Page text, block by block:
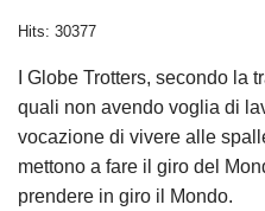
Hits: 30377
I Globe Trotters, secondo la
quali non avendo voglia di
vocazione di vivere alle
mettono a fare il giro del
prendere in giro il Mondo.